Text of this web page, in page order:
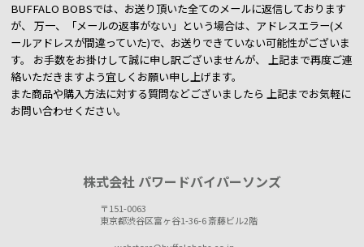
BUFFALO BOBSでは、お送り頂いた全てのメールに返信しております
が、 万一、「メールの返事がない」という場合は、アドレスエラー(メ
ールアドレスが間違っていた)で、お送りできていない可能性がございま
す。 お手数をお掛けして誠に申し訳ございませんが、 上記まで再度ご連
絡いただきますよう宜しくお願い申し上げます。
また商品や購入方法に対する質問などございましたら上記までお気軽に
お問い合わせください。
株式会社 パワードバイパーソンズ
〒151-0063
東京都渋谷区富ヶ谷1-36-6 斎藤ビル2階